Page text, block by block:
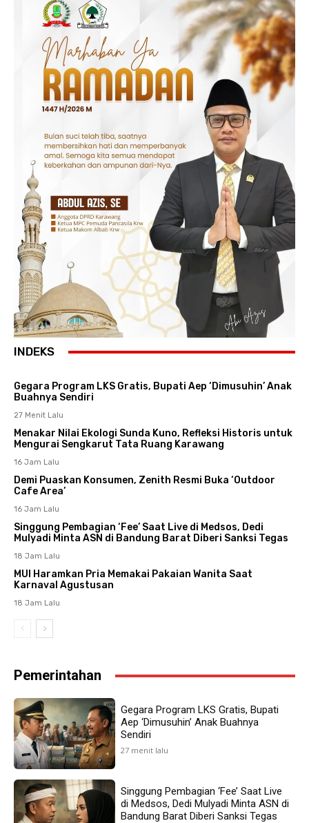
INDEKS
Gegara Program LKS Gratis, Bupati Aep ‘Dimusuhin’ Anak
Buahnya Sendiri
27 Menit Lalu
Menakar Nilai Ekologi Sunda Kuno, Refleksi Historis untuk
Mengurai Sengkarut Tata Ruang Karawang
16 Jam Lalu
Demi Puaskan Konsumen, Zenith Resmi Buka ‘Outdoor
Cafe Area’
16 Jam Lalu
Singgung Pembagian ‘Fee’ Saat Live di Medsos, Dedi
Mulyadi Minta ASN di Bandung Barat Diberi Sanksi Tegas
18 Jam Lalu
MUI Haramkan Pria Memakai Pakaian Wanita Saat
Karnaval Agustusan
18 Jam Lalu
Pemerintahan
Gegara Program LKS Gratis, Bupati
Aep ‘Dimusuhin’ Anak Buahnya
Sendiri
27 menit lalu
Singgung Pembagian ‘Fee’ Saat Live
di Medsos, Dedi Mulyadi Minta ASN di
Bandung Barat Diberi Sanksi Tegas